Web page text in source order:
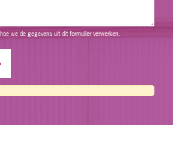
hoe we de gegevens uit dit formulier verwerken.